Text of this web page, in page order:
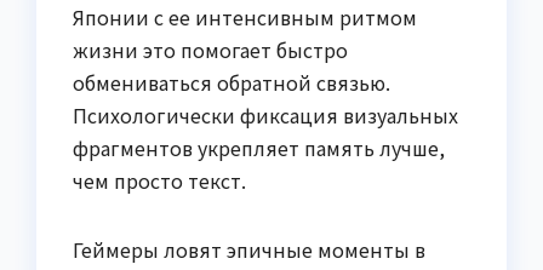
Японии с ее интенсивным ритмом
жизни это помогает быстро
обмениваться обратной связью.
Психологически фиксация визуальных
фрагментов укрепляет память лучше,
чем просто текст.
Геймеры ловят эпичные моменты в